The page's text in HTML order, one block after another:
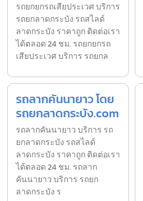
รถยกยกรถเสียประเวศ บริการ
รถยกลาดกระบัง รถสไลด์
ลาดกระบัง ราคาถูก ติดต่อเรา
ได้ตลอด 24 ชม. รถยกยกรถ
เสียประเวศ บริการ รถยกล
รถลากคันนายาว โดย
รถยกลาดกระบัง.com
รถลากคันนายาว บริการ รถ
ยกลาดกระบัง รถสไลด์
ลาดกระบัง ราคาถูก ติดต่อเรา
ได้ตลอด 24 ชม. รถลาก
คันนายาว บริการ รถยก
ลาดกระบัง ร